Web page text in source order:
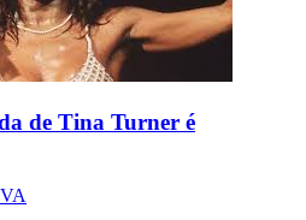
de Tina Turner é